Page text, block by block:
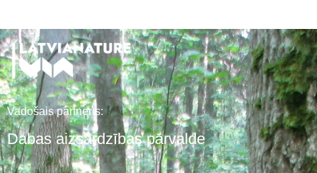
Vadošais partneris:
Dabas aizsardzības pārvalde